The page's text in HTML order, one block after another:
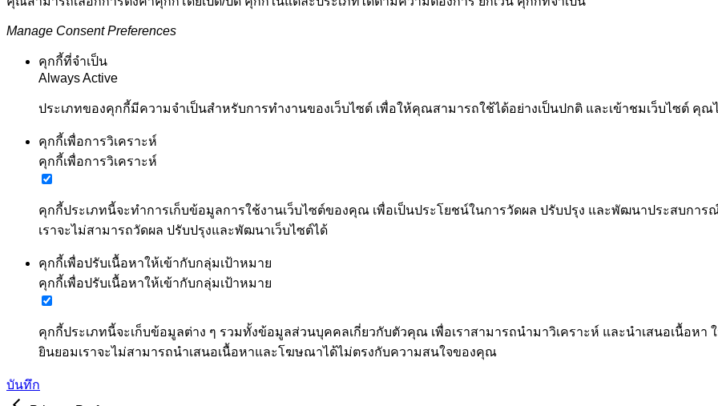
Manage Consent Preferences
คุกกี้ที่จำเป็น
Always Active
ประเภทของคุกกี้มีความจำเป็นสำหรับการทำงานของเว็บไซต์ เพื่อให้คุณสามารถใช้ได้อย่างเป็นปกติ และเข้าชมเว็บไซต์ คุ
คุกกี้เพื่อการวิเคราะห์
คุกกี้เพื่อการวิเคราะห์
คุกกี้ประเภทนี้จะทำการเก็บข้อมูลการใช้งานเว็บไซต์ของคุณ เพื่อเป็นประโยชน์ในการวัดผล ปรับปรุง และพัฒนาประสบกา
เราจะไม่สามารถวัดผล ปรับปรุงและพัฒนาเว็บไซต์ได้
คุกกี้เพื่อปรับเนื้อหาให้เข้ากับกลุ่มเป้าหมาย
คุกกี้เพื่อปรับเนื้อหาให้เข้ากับกลุ่มเป้าหมาย
คุกกี้ประเภทนี้จะเก็บข้อมูลต่าง ๆ รวมทั้งข้อมูลส่วนบุคคลเกี่ยวกับตัวคุณ เพื่อเราสามารถนำมาวิเคราะห์ และนำเสนอเนื้อ
ยินยอมเราจะไม่สามารถนำเสนอเนื้อหาและโฆษณาได้ไม่ตรงกับความสนใจของคุณ
บันทึก